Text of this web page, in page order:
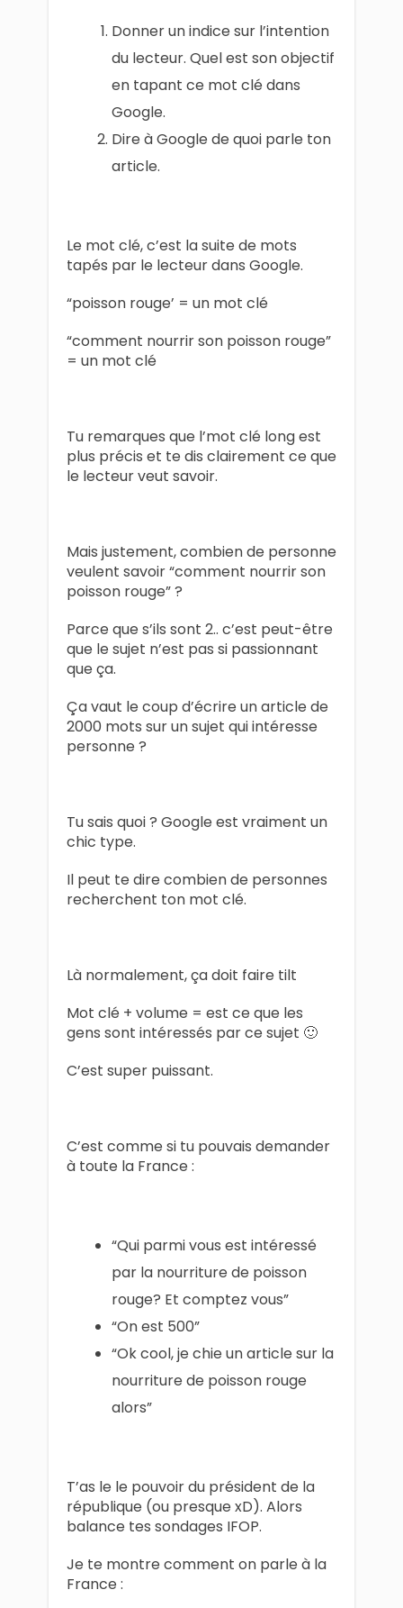
Donner un indice sur l’intention
du lecteur. Quel est son objectif
en tapant ce mot clé dans
Google.
Dire à Google de quoi parle ton
article.
Le mot clé, c’est la suite de mots
tapés par le lecteur dans Google.
“poisson rouge’ = un mot clé
“comment nourrir son poisson rouge”
= un mot clé
Tu remarques que l’mot clé long est
plus précis et te dis clairement ce que
le lecteur veut savoir.
Mais justement, combien de personne
veulent savoir “comment nourrir son
poisson rouge” ?
Parce que s’ils sont 2.. c’est peut-être
que le sujet n’est pas si passionnant
que ça.
Ça vaut le coup d’écrire un article de
2000 mots sur un sujet qui intéresse
personne ?
Tu sais quoi ? Google est vraiment un
chic type.
Il peut te dire combien de personnes
recherchent ton mot clé.
Là normalement, ça doit faire tilt
Mot clé + volume = est ce que les
gens sont intéressés par ce sujet 🙂
C’est super puissant.
C’est comme si tu pouvais demander
à toute la France :
“Qui parmi vous est intéressé
par la nourriture de poisson
rouge? Et comptez vous”
“On est 500”
“Ok cool, je chie un article sur la
nourriture de poisson rouge
alors”
T’as le le pouvoir du président de la
république (ou presque xD). Alors
balance tes sondages IFOP.
Je te montre comment on parle à la
France :